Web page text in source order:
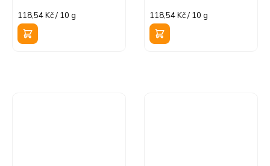
Měrná
cena:
118,54 Kč / 10 g
Měrná
cena:
118,54 Kč / 10 g